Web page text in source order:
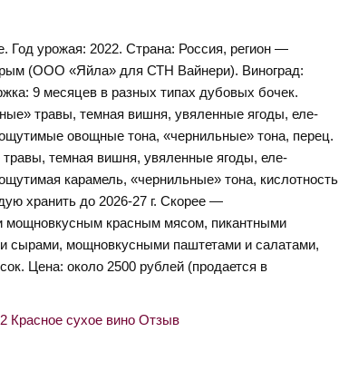
Год урожая: 2022. Страна: Россия, регион —
(ООО «Яйла» для СТН Вайнери). Виноград:
9 месяцев в разных типах дубовых бочек.
травы, темная вишня, увяленные ягоды, еле-
овощные тона, «чернильные» тона, перец.
темная вишня, увяленные ягоды, еле-
карамель, «чернильные» тона, кислотность
хранить до 2026-27 г. Скорее —
мощновкусным красным мясом, пикантными
мощновкусными паштетами и салатами,
Цена: около 2500 рублей (продается в